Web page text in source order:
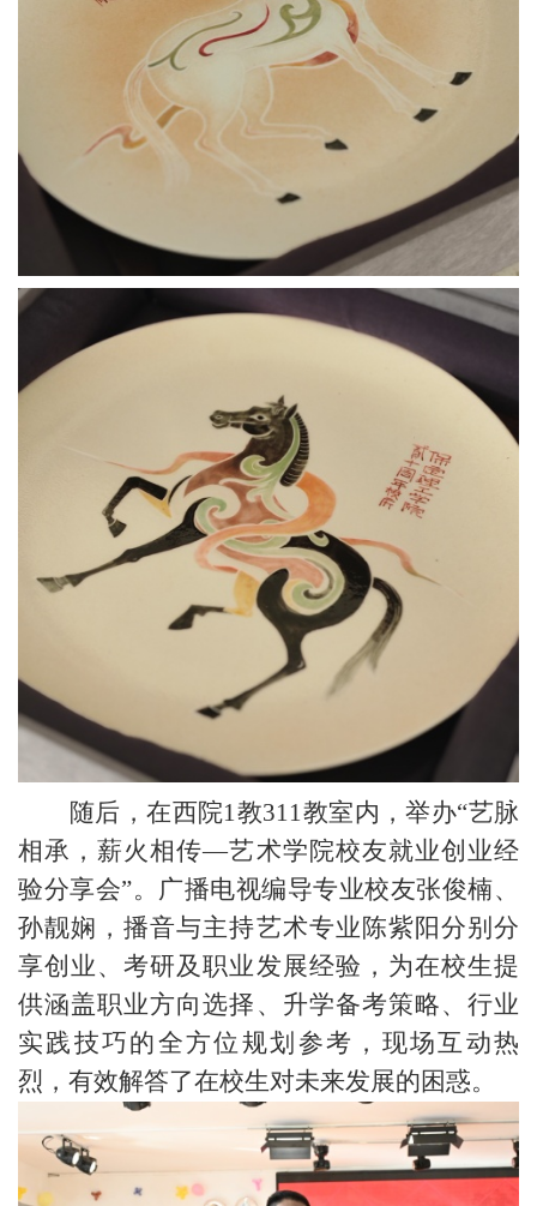
随后，在西院1教311教室内，举办“艺脉
相承，薪火相传—艺术学院校友就业创业经
验分享会”。广播电视编导专业校友张俊楠、
孙靓娴 ，播音与主持艺术专业陈紫阳分别分
享创业、考研及职业发展经验，为在校生提
供涵盖职业方向选择、升学备考策略、行业
实践技巧的全方位规划参考，现场互动热
烈，有效解答了在校生对未来发展的困惑。